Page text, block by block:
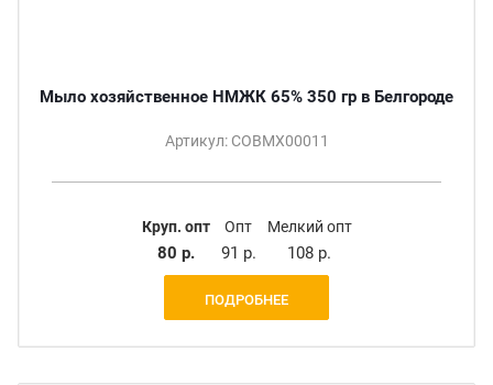
Мыло хозяйственное НМЖК 65% 350 гр в Белгороде
Артикул: СОВМХ00011
Круп. опт
80 р.
Опт
91 р.
Мелкий опт
108 р.
ПОДРОБНЕЕ